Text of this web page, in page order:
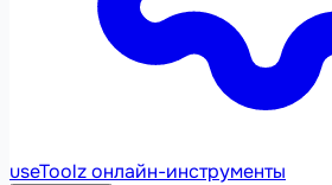
useToolzонлайн-инструменты